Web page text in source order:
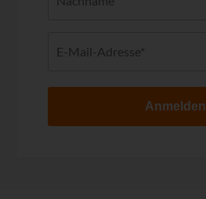
Anmelden